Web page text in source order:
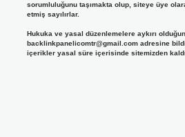
sorumluluğunu taşımakta olup, siteye üye
etmiş sayılırlar.
Hukuka ve yasal düzenlemelere aykırı
backlinkpanelicomtr@gmail.comadresine
içerikler yasal süre içerisinde sitemizden